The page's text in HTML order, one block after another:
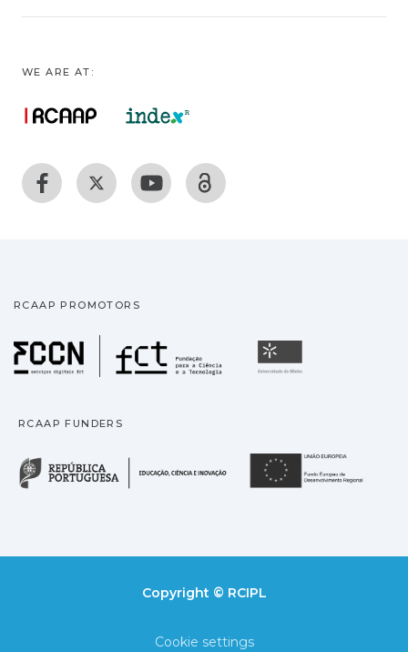
WE ARE AT:
RCAAP PROMOTORS
Fundação para a
RCAAP FUNDERS
República Portuguesa
Copyright © RCIPL
Cookie settings